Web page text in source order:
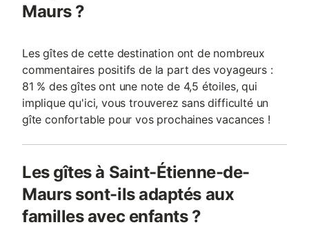
Maurs ?
Les gîtes de cette destination ont de nombreux
commentaires positifs de la part des voyageurs :
81 % des gîtes ont une note de 4,5 étoiles, qui
implique qu'ici, vous trouverez sans difficulté un
gîte confortable pour vos prochaines vacances !
Les gîtes à Saint-Étienne-de-
Maurs sont-ils adaptés aux
familles avec enfants ?